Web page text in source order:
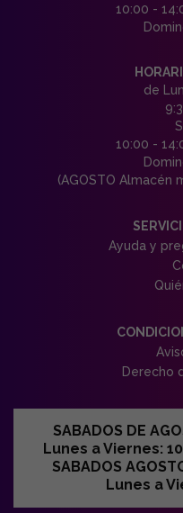
10:00 -
de
10:00 -
(AGOSTO Almacén
Ayuda y
Derecho
SABADOS DE
Lunes a Viernes:
SABADOS
Lunes a